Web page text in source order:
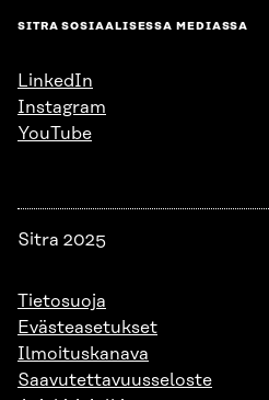
SITRA SOSIAALISESSA MEDIASSA
LinkedIn
Instagram
YouTube
Sitra 2025
Tietosuoja
Evästeasetukset
Ilmoituskanava
Saavutettavuusseloste